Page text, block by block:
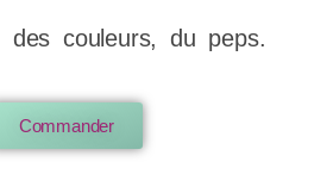
des couleurs, du peps.
Commander